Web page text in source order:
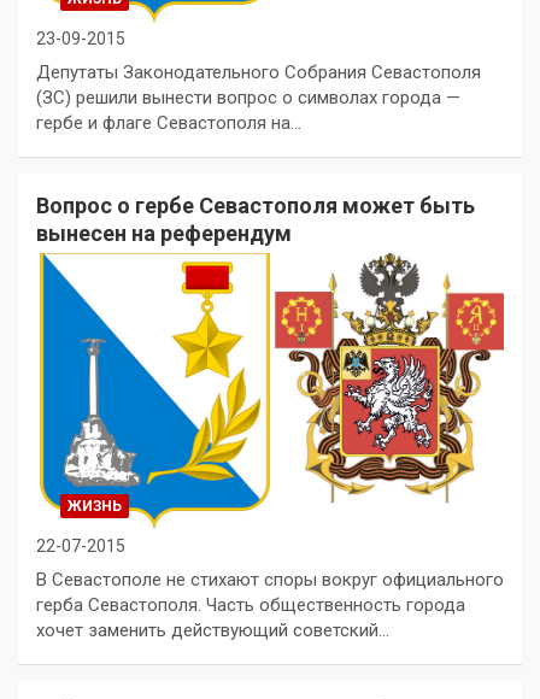
23-09-2015
Депутаты Законодательного Собрания Севастополя
(ЗС) решили вынести вопрос о символах города —
гербе и флаге Севастополя на…
Вопрос о гербе Севастополя может быть
вынесен на референдум
ЖИЗНЬ
22-07-2015
В Севастополе не стихают споры вокруг официального
герба Севастополя. Часть общественность города
хочет заменить действующий советский…